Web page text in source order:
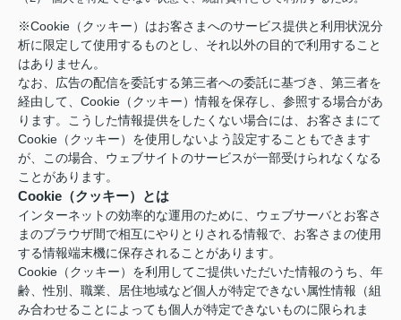
※Cookie（クッキー）はお客さまへのサービス提供と利用状況分
析に限定して使用するものとし、それ以外の目的で利用すること
はありません。
なお、広告の配信を委託する第三者への委託に基づき、第三者を
経由して、Cookie（クッキー）情報を保存し、参照する場合があ
ります。こうした情報提供をしたくない場合には、お客さまにて
Cookie（クッキー）を使用しないよう設定することもできます
が、この場合、ウェブサイトのサービスが一部受けられなくなる
ことがあります。
Cookie（クッキー）とは
インターネットの効率的な運用のために、ウェブサーバとお客さ
まのブラウザ間で相互にやりとりされる情報で、お客さまの使用
する情報端末機に保存されることがあります。
Cookie（クッキー）を利用してご提供いただいた情報のうち、年
齢、性別、職業、居住地域など個人が特定できない属性情報（組
み合わせることによっても個人が特定できないものに限られま